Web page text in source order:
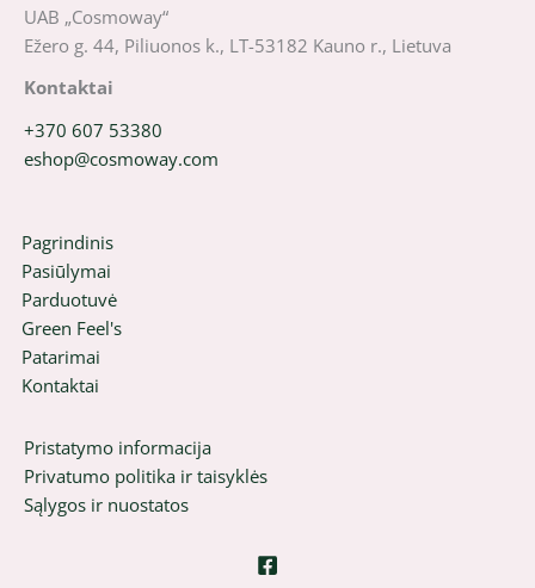
UAB „Cosmoway“
Ežero g. 44, Piliuonos k., LT-53182 Kauno r., Lietuva
Kontaktai
+370 607 53380
eshop@cosmoway.com
Pagrindinis
Pasiūlymai
Parduotuvė
Green Feel's
Patarimai
Kontaktai
Pristatymo informacija
Privatumo politika ir taisyklės
Sąlygos ir nuostatos